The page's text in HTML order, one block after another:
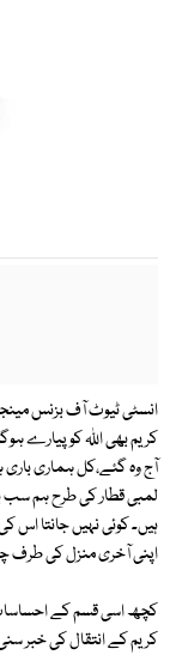
انسٹی ٹیوٹ آف بزنس
کریم بھی اللہ کو پیارے
آج وہ گئے،کل ہماری
لمبی قطار کی طرح ہم سب
ہیں۔ کوئی نہیں جانتا
اپنی آخری منزل کی طرف
کچھ اسی قسم کے
کریم کے انتقال کی خبر